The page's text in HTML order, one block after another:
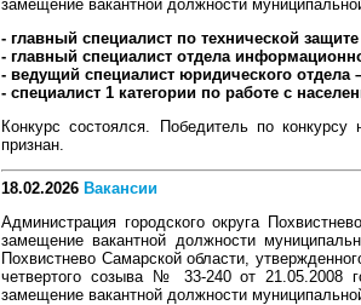
замещение вакантной должности
- главный специалист по технической
- главный специалист отдела
- ведущий специалист юридического отдела
- специалист 1 категории по работе с
Конкурс состоялся. Победитель по
признан.
18.02.2026 Вакансии
Администрация городского округа
замещение вакантной должности
Похвистнево Самарской области,
четвертого созыва № 33-240 от 21.05.2008
замещение вакантной должности